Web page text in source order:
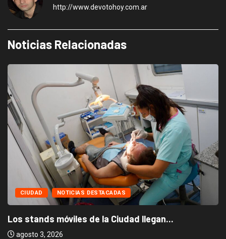
http://www.devotohoy.com.ar
Noticias Relacionadas
CIUDAD NOTICIAS DESTACADAS
Los stands móviles de la Ciudad llegan...
agosto 3, 2026